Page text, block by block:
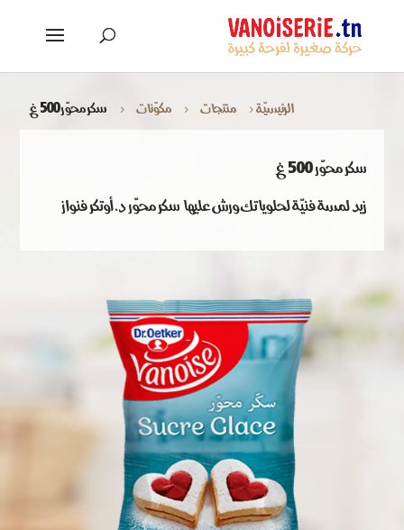
الرئيسيّة5 منتجات 5 مكوّنات 5 سكر محوّر 500 غ
سكر محوّر 500 غ
زيد لمسة فنيّة لحلوياتك ورش عليها سكر محوّر د. أوتكر فنواز